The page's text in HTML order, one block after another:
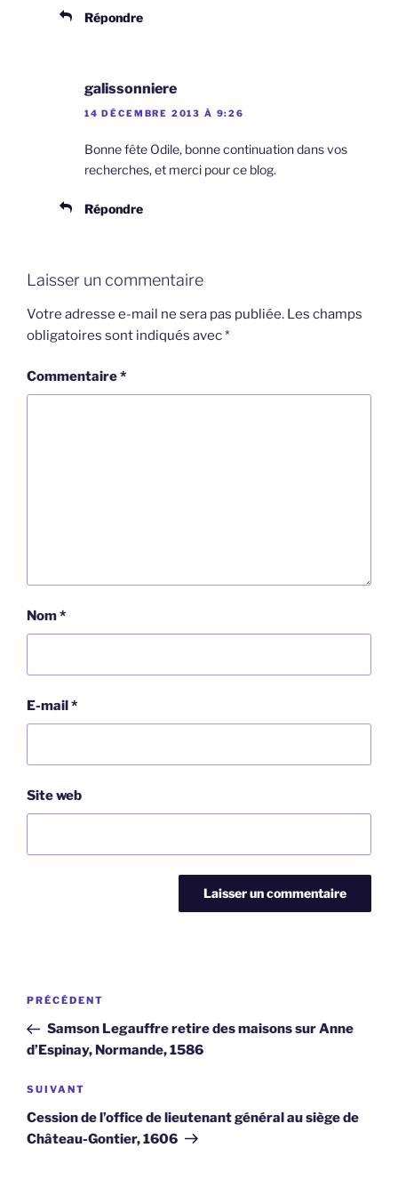
Répondre
galissonniere
14 DÉCEMBRE 2013 À 9:26
Bonne fête Odile, bonne continuation dans vos
recherches, et merci pour ce blog.
Répondre
Laisser un commentaire
Votre adresse e-mail ne sera pas publiée. Les champs
obligatoires sont indiqués avec*
Commentaire*
Nom*
E-mail*
Site web
Navigation
l’article
Article
précédent
PRÉCÉDENT
Samson Legauffre retire des maisons sur Anne
d’Espinay, Normande, 1586
Article
suivant
SUIVANT
Cession de l’office de lieutenant général au siège de
Château-Gontier, 1606